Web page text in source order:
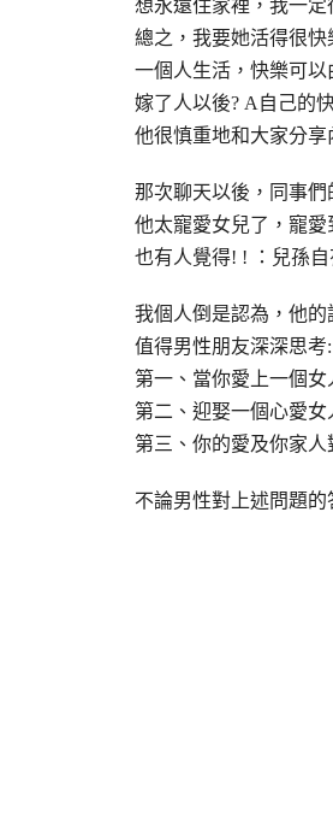
想永遠住家裡，我一定
總之，我要她活得很快
一個人生活，快樂可以
嫁了人以後? A自己的
他很慎重地和大家分享
那次聊天以後，同事
他太寵愛女兒了，寵愛
也有人覺得! ! ：兒孫
我個人倒是認為，他的
值得男性朋友深深思考:
第一、當你愛上一個
第二、迎娶一個心愛
第三、你的愛及你家
不論男性對上述問題的